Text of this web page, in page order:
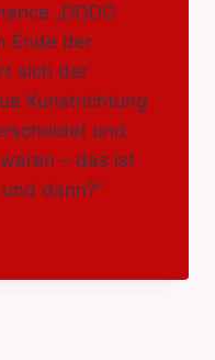
„DODO
Ende der
sich der
Kunstrichtung
und
– das ist
dann?“